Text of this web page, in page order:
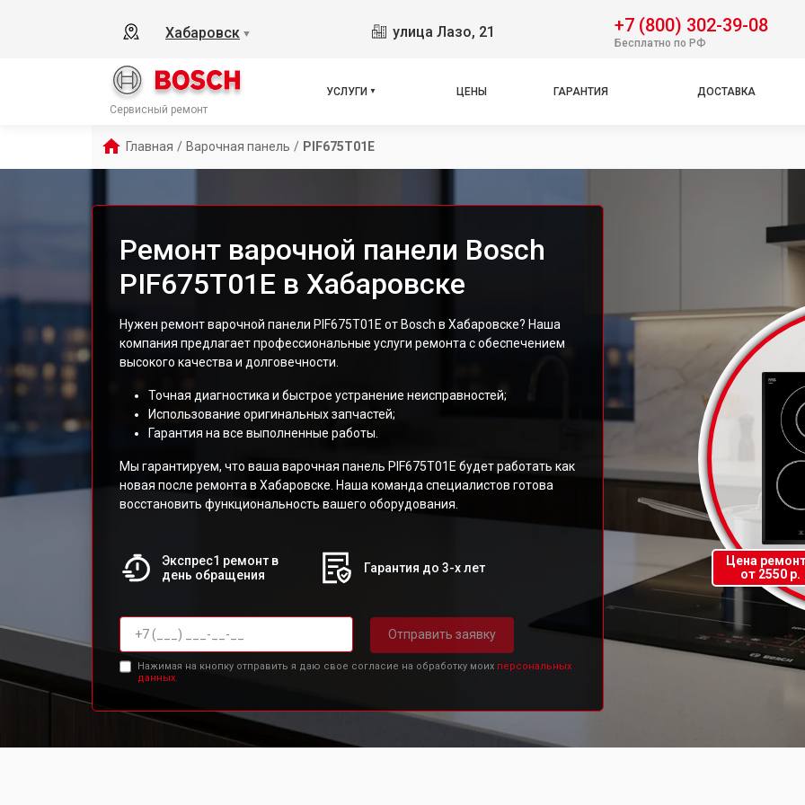
Хабаровск ▼ улица Лазо, 21 +7 (800) 302-39-08
Бесплатно по РФ
Сервисный ремонт
УСЛУГИ ЦЕНЫ ГАРАНТИЯ ДОСТАВКА
Главная / Варочная панель / PIF675T01E
Ремонт варочной панели Bosch
PIF675T01E в Хабаровске
Нужен ремонт варочной панели PIF675T01E от Bosch в Хабаровске? Наша
компания предлагает профессиональные услуги ремонта с обеспечением
высокого качества и долговечности.
Точная диагностика и быстрое устранение неисправностей;
Использование оригинальных запчастей;
Гарантия на все выполненные работы.
Мы гарантируем, что ваша варочная панель PIF675T01E будет работать как
новая после ремонта в Хабаровске. Наша команда специалистов готова
восстановить функциональность вашего оборудования.
Экспрес1 ремонт в
день обращения
Гарантия до 3-х лет
Отправить заявку
Нажимая на кнопку отправить я даю свое согласие на обработку моих персональных
данных.
Цена
от 2550 р.